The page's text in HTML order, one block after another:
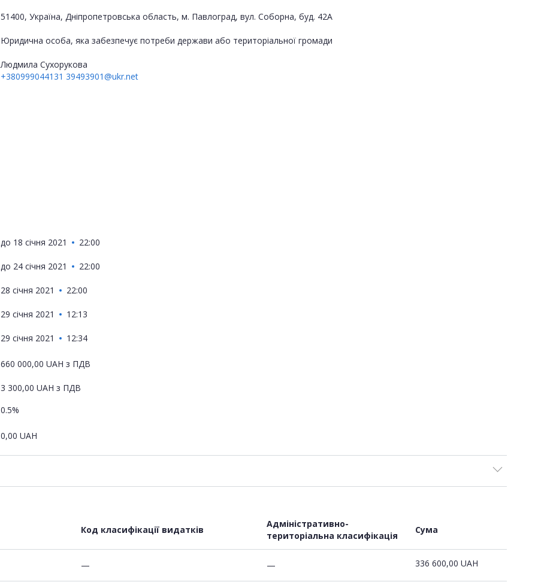
51400, Україна, Дніпропетровська область, м. Павлоград, вул. Соборна, буд. 42А
Юридична особа, яка забезпечує потреби держави або територіальної громади
Людмила Сухорукова
+380999044131 39493901@ukr.net
до 18 січня 2021 22:00
до 24 січня 2021 22:00
28 січня 2021 22:00
29 січня 2021 12:13
29 січня 2021 12:34
660 000,00 UAH з ПДВ
3 300,00 UAH з ПДВ
0.5%
0,00 UAH
Код класифікації видатків
Адміністративно-
територіальна класифікація
Сума
— — 336 600,00 UAH